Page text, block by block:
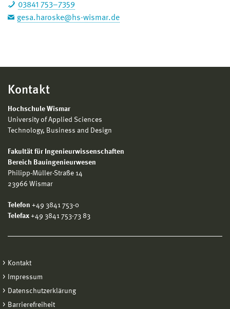
03841 753–7359
gesa.haroske@hs-wismar.de
Kontakt
Hochschule Wismar
University of Applied Sciences
Technology, Business and Design
Fakultät für Ingenieurwissenschaften
Bereich Bauingenieurwesen
Philipp-Müller-Straße 14
23966 Wismar
Telefon +49 3841 753-0
Telefax +49 3841 753-73 83
Kontakt
Impressum
Datenschutzerklärung
Barrierefreiheit